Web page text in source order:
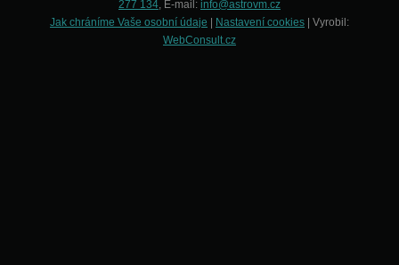
277 134, E-mail: info@astrovm.cz
Jak chráníme Vaše osobní údaje
Nastavení cookies | Vyrobil:
WebConsult.cz